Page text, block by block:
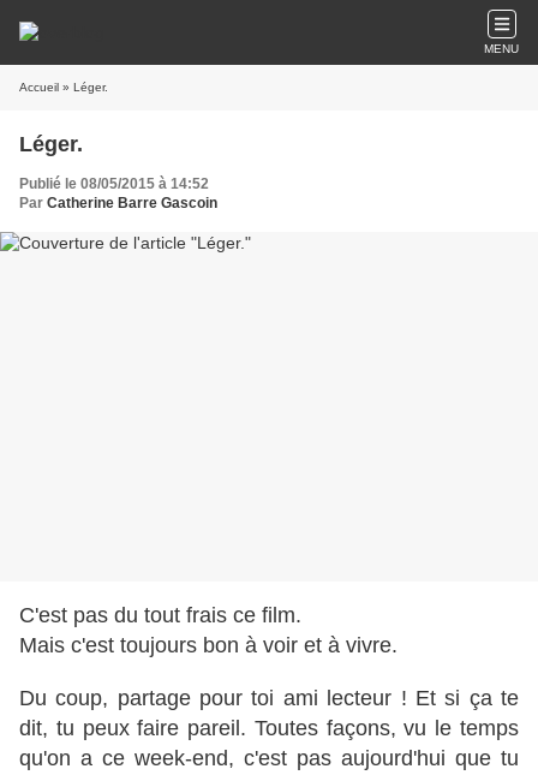
MENU
Accueil » Léger.
Léger.
Publié le 08/05/2015 à 14:52
Par Catherine Barre Gascoin
C'est pas du tout frais ce film.
Mais c'est toujours bon à voir et à vivre.
Du coup, partage pour toi ami lecteur ! Et si ça te
dit, tu peux faire pareil. Toutes façons, vu le temps
qu'on a ce week-end, c'est pas aujourd'hui que tu